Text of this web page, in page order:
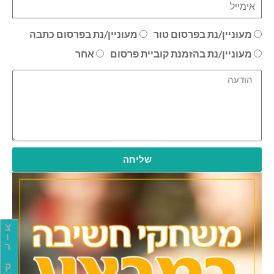
צ
ו
ר
ק
מעוניין/נת בפרסום טור
מעוניין/נת בפרסום כתבה
מעוניין/נת בהזמנת קוביית פרסום
אחר
שליחה